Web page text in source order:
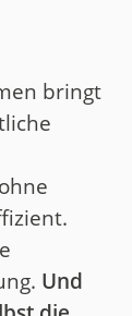
bringt
Und